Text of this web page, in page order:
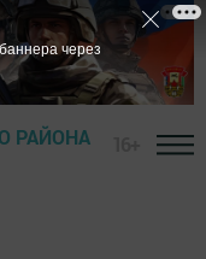
РАЙОНА
через